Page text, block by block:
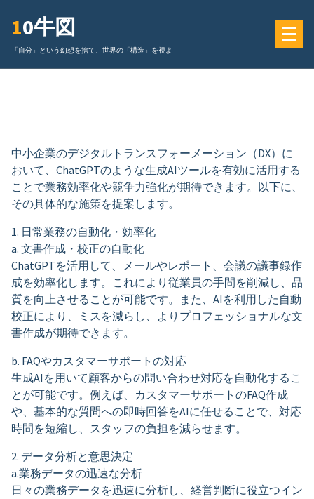
10牛図
「自分」という幻想を捨て、世界の「構造」を視よ
中小企業のデジタルトランスフォーメーション（DX）に
おいて、ChatGPTのような生成AIツールを有効に活用する
ことで業務効率化や競争力強化が期待できます。以下に、
その具体的な施策を提案します。
1. 日常業務の自動化・効率化
a. 文書作成・校正の自動化
ChatGPTを活用して、メールやレポート、会議の議事録作
成を効率化します。これにより従業員の手間を削減し、品
質を向上させることが可能です。また、AIを利用した自動
校正により、ミスを減らし、よりプロフェッショナルな文
書作成が期待できます。
b. FAQやカスタマーサポートの対応
生成AIを用いて顧客からの問い合わせ対応を自動化するこ
とが可能です。例えば、カスタマーサポートのFAQ作成
や、基本的な質問への即時回答をAIに任せることで、対応
時間を短縮し、スタッフの負担を減らせます。
2. データ分析と意思決定
a.業務データの迅速な分析
日々の業務データを迅速に分析し、経営判断に役立つイン